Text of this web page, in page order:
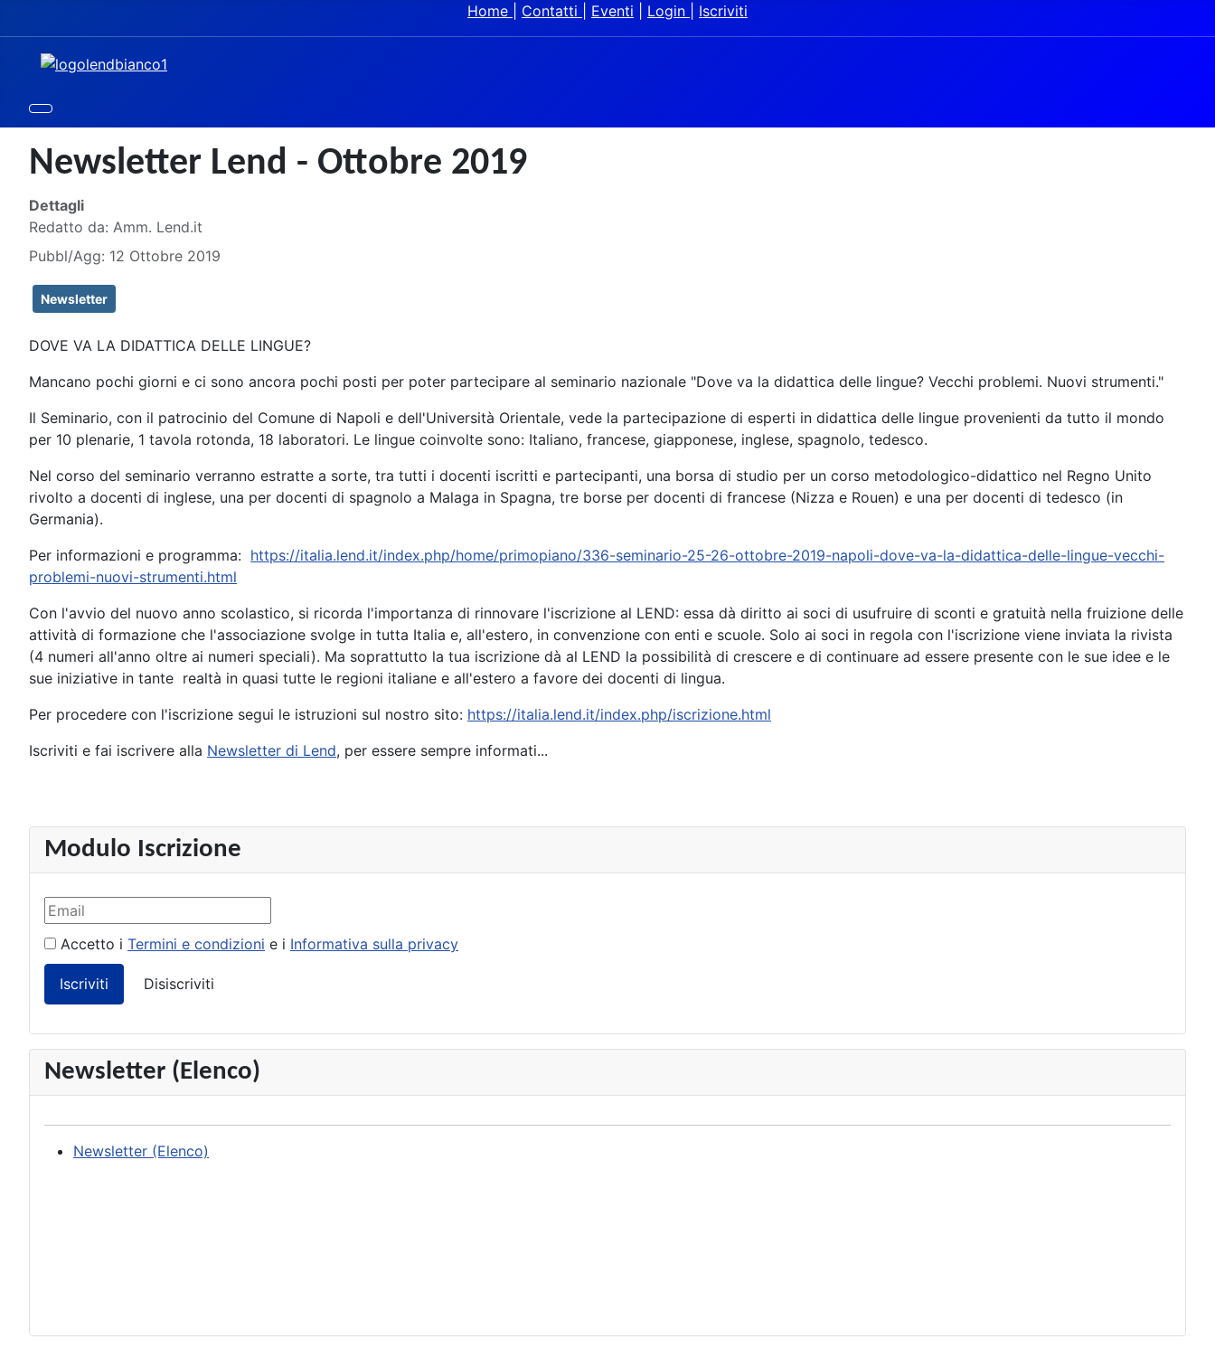
Home Contatti Eventi Login Iscriviti
Newsletter Lend - Ottobre 2019
Dettagli
Redatto da: Amm. Lend.it
Pubbl/Agg: 12 Ottobre 2019
Newsletter
DOVE VA LA DIDATTICA DELLE LINGUE?
Mancano pochi giorni e ci sono ancora pochi posti per poter partecipare al seminario nazionale "Dove va la didattica delle lingue? Vecchi problemi. Nuovi strumenti."
Il Seminario, con il patrocinio del Comune di Napoli e dell'Università Orientale, vede la partecipazione di esperti in didattica delle lingue provenienti da tutto il mondo
per 10 plenarie, 1 tavola rotonda, 18 laboratori. Le lingue coinvolte sono: Italiano, francese, giapponese, inglese, spagnolo, tedesco.
Nel corso del seminario verranno estratte a sorte, tra tutti i docenti iscritti e partecipanti, una borsa di studio per un corso metodologico-didattico nel Regno Unito
rivolto a docenti di inglese, una per docenti di spagnolo a Malaga in Spagna, tre borse per docenti di francese (Nizza e Rouen) e una per docenti di tedesco (in
Germania).
Per informazioni e programma: https://italia.lend.it/index.php/home/primopiano/336-seminario-25-26-ottobre-2019-napoli-dove-va-la-didattica-delle-lingue-vecchi-
problemi-nuovi-strumenti.html
Con l'avvio del nuovo anno scolastico, si ricorda l'importanza di rinnovare l'iscrizione al LEND: essa dà diritto ai soci di usufruire di sconti e gratuità nella fruizione delle
attività di formazione che l'associazione svolge in tutta Italia e, all'estero, in convenzione con enti e scuole. Solo ai soci in regola con l'iscrizione viene inviata la rivista
(4 numeri all'anno oltre ai numeri speciali). Ma soprattutto la tua iscrizione dà al LEND la possibilità di crescere e di continuare ad essere presente con le sue idee e le
sue iniziative in tante realtà in quasi tutte le regioni italiane e all'estero a favore dei docenti di lingua.
Per procedere con l'iscrizione segui le istruzioni sul nostro sito: https://italia.lend.it/index.php/iscrizione.html
Iscriviti e fai iscrivere alla Newsletter di Lend, per essere sempre informati...
Modulo Iscrizione
Accetto i Termini e condizioni e i Informativa sulla privacy
Newsletter (Elenco)
Newsletter (Elenco)